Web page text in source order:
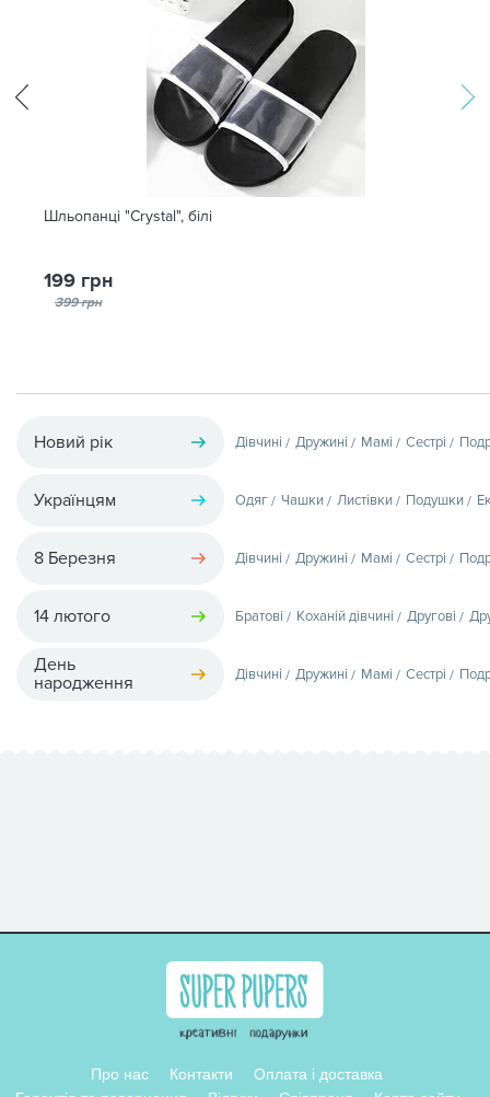
Шльопанці "Crystal", білі
199 грн
399 грн
Новий рік Дівчині Дружині Мамі Сестрі
Українцям Одяг Чашки Листівки Подушки
8 Березня Дівчині Дружині Мамі Сестрі
14 лютого Братові Коханій дівчині Другові
День
народження
Дівчині Дружині Мамі Сестрі
Про нас Контакти
Оплата і доставка